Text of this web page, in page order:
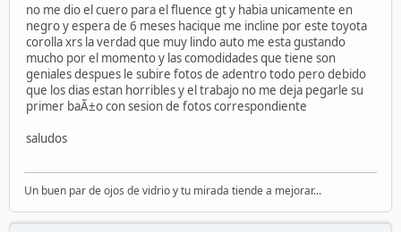
no me dio el cuero para el fluence gt y habia unicamente en
negro y espera de 6 meses hacique me incline por este toyota
corolla xrs la verdad que muy lindo auto me esta gustando
mucho por el momento y las comodidades que tiene son
geniales despues le subire fotos de adentro todo pero debido
que los dias estan horribles y el trabajo no me deja pegarle su
primer baÃ±o con sesion de fotos correspondiente
saludos
Un buen par de ojos de vidrio y tu mirada tiende a mejorar...